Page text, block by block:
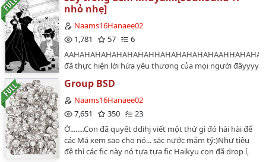
nhỏ nhẹ]
Naams16Hanaee02
1,781
57
6
đã thực hiện lời hứa yêu thương của mọi người
thêm chi tiết d:Đ;;;;;;;;;;;;;;;;;;;;Cân nhắc chút ít ngọt ngào
THÌ OUT,CHUỒNG GÃ TIỄN NẾU BN GHÉT MÀ VẪN ĐỌC-
CỦA TÔI,GHÉT THÌ OUT RA ĐIIIIIIIIIIIIIIII-Giống bên hai
Group BSD
Naams16Hanaee02
7,651
350
23
Ờ........Con đã quyết ddihj viết một thứ gì đó hài hài để
các Má xem sao cho nó... sặc nước mắm tý:)Như tiêu
đề thì các fic này nó tựa tựa fic Haikyu con đã drop í,